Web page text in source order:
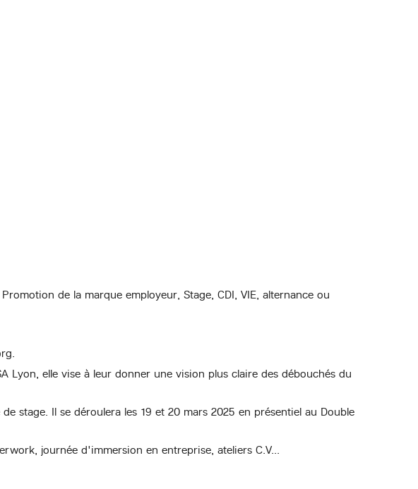
de la marque employeur, Stage, CDI, VIE, alternance ou
Lyon, elle vise à leur donner une vision plus claire des débouchés du
stage. Il se déroulera les 19 et 20 mars 2025 en présentiel au Double
journée d'immersion en entreprise, ateliers C.V...